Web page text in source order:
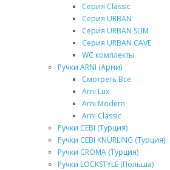
Серия Classic
Серия URBAN
Серия URBAN SLIM
Серия URBAN CAVE
WC комплекты
Ручки ARNI (Арни)
Смотреть Все
Arni Lux
Arni Modern
Arni Classic
Ручки CEBI (Турция)
Ручки CEBI KNURLING (Турция)
Ручки CROMA (Турция)
Ручки LOCKSTYLE (Польша)